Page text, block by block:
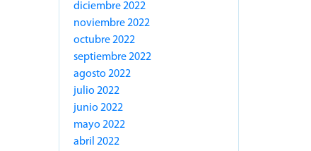
diciembre 2022
noviembre 2022
octubre 2022
septiembre 2022
agosto 2022
julio 2022
junio 2022
mayo 2022
abril 2022